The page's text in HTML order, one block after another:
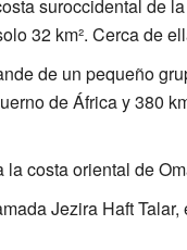
suroccidental de
32 km². Cerca de
de un pequeño
de África y 380
costa oriental de
Jezira Haft